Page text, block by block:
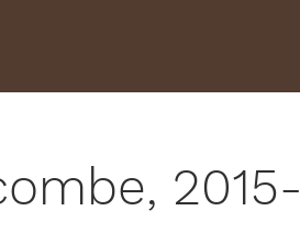
2015-